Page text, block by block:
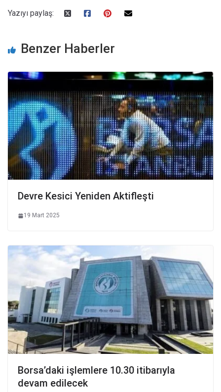
Yazıyı paylaş:
Benzer Haberler
Devre Kesici Yeniden Aktifleşti
19 Mart 2025
Borsa’daki işlemlere 10.30 itibarıyla
devam edilecek